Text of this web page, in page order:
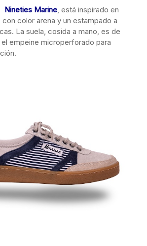
Nineties Marine, está inspirado en
color arena y un estampado a
La suela, cosida a mano, es de
empeine microperforado para